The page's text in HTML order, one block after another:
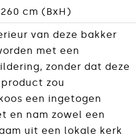
cm (BxH)
van deze bakker
met een
zonder dat deze
zou
een ingetogen
en nam zowel een
uit een lokale kerk